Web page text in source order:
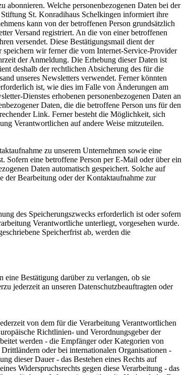
Welche personenbezogenen Daten bei der
St. Konradihaus Schelkingen informiert ihre
kann von der betroffenen Person grundsätzlich
Versand registriert. An die von einer betroffenen
versendet. Diese Bestätigungsmail dient der
wir ferner die vom Internet-Service-Provider
der Anmeldung. Die Erhebung dieser Daten ist
deshalb der rechtlichen Absicherung des für die
unseres Newsletters verwendet. Ferner könnten
ist, wie dies im Falle von Änderungen am
Dienstes erhobenen personenbezogenen Daten an
Daten, die die betroffene Person uns für den
Link. Ferner besteht die Möglichkeit, sich
Verantwortlichen auf andere Weise mitzuteilen.
zu unserem Unternehmen sowie eine
Sofern eine betroffene Person per E-Mail oder über ein
Daten automatisch gespeichert. Solche auf
der Bearbeitung oder der Kontaktaufnahme zur
des Speicherungszwecks erforderlich ist oder sofern
Verantwortliche unterliegt, vorgesehen wurde.
Speicherfrist ab, werden die
Bestätigung darüber zu verlangen, ob sie
jederzeit an unseren Datenschutzbeauftragten oder
von dem für die Verarbeitung Verantwortlichen
Richtlinien- und Verordnungsgeber der
werden - die Empfänger oder Kategorien von
oder bei internationalen Organisationen -
dieser Dauer - das Bestehen eines Rechts auf
Widerspruchsrechts gegen diese Verarbeitung - das